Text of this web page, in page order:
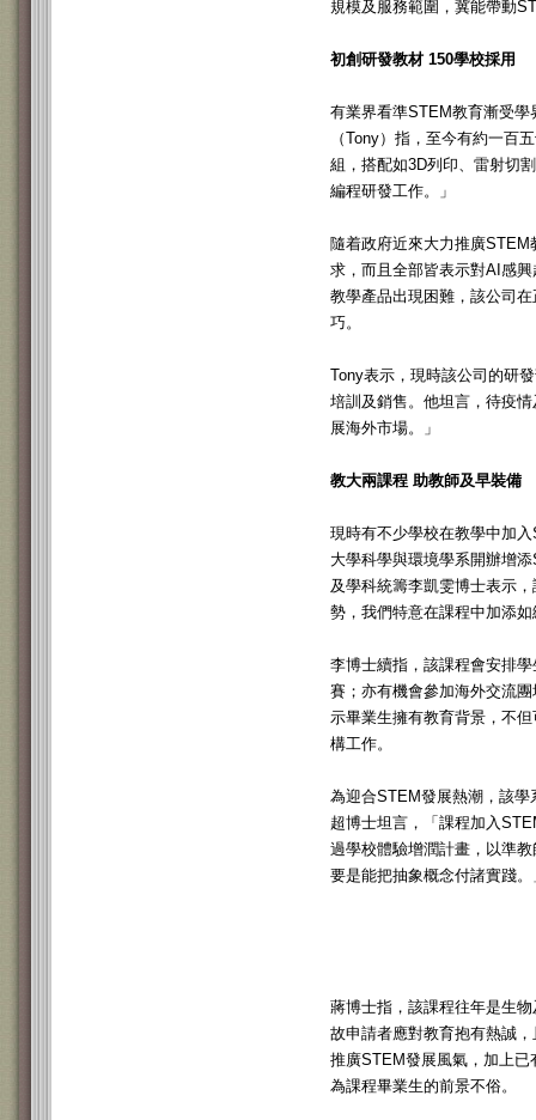
規模及服務範圍，冀能帶動
初創研發教材 150學校採用
有業界看準STEM教育漸受
（Tony）指，至今有約一百
組，搭配如3D列印、雷射切
編程研發工作。」
隨着政府近來大力推廣
求，而且全部皆表示對AI感
教學產品出現困難，該公司
巧。
Tony表示，現時該公司的研
培訓及銷售。他坦言，待疫
展海外市場。」
教大兩課程 助教師及早裝備
現時有不少學校在教學中加
大學科學與環境學系開辦增
及學科統籌李凱雯博士表示
勢，我們特意在課程中加添
李博士續指，該課程會安排
賽；亦有機會參加海外交流
示畢業生擁有教育背景，不
構工作。
為迎合STEM發展熱潮，該
超博士坦言，「課程加入
過學校體驗增潤計畫，以準
要是能把抽象概念付諸實踐。
蔣博士指，該課程往年是生
故申請者應對教育抱有熱誠
推廣STEM發展風氣，加上
為課程畢業生的前景不俗。